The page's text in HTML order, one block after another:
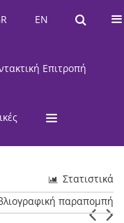
EN EN
GR
Επιτροπή
Στατιστικά
παραπομπή